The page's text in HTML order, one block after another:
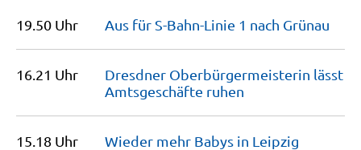
19.50 Uhr Aus für S-Bahn-Linie 1 nach Grünau
16.21 Uhr
Dresdner Oberbürger­meisterin lässt
Amtsgeschäfte ruhen
15.18 Uhr Wieder mehr Babys in Leipzig